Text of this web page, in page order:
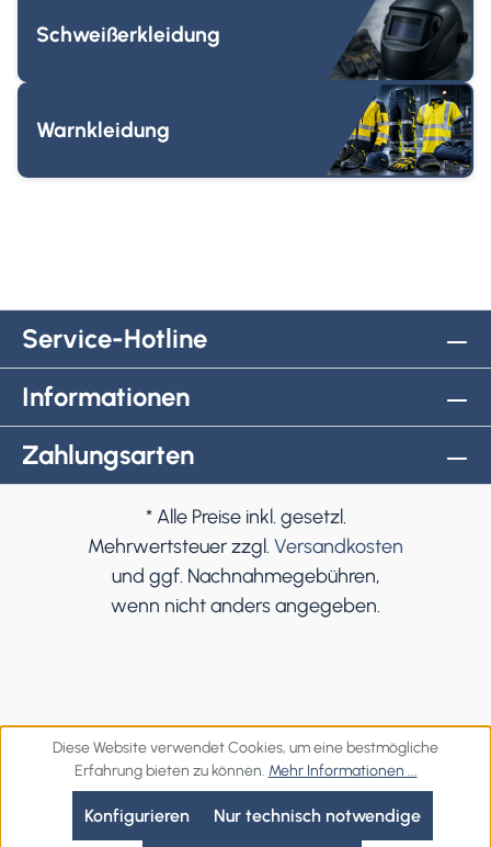
Schweißerkleidung
Warnkleidung
Service-Hotline
Informationen
Zahlungsarten
* Alle Preise inkl. gesetzl.
Mehrwertsteuer zzgl. Versandkosten
und ggf. Nachnahmegebühren,
wenn nicht anders angegeben.
Diese Website verwendet Cookies, um eine bestmögliche
Erfahrung bieten zu können. Mehr Informationen ...
Nur technisch notwendige
Konfigurieren